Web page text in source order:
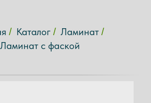
/ Каталог / Ламинат /
Ламинат с фаской